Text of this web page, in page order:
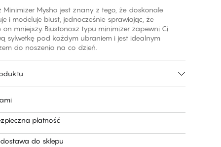
Minimizer Mysha jest znany z tego, że doskonale
i modeluje biust, jednocześnie sprawiając, że
on mniejszy. Biustonosz typu minimizer zapewni Ci
sylwetkę pod każdym ubraniem i jest idealnym
do noszenia na co dzień.
płatność
do sklepu